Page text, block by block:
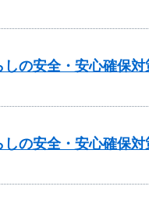
の安全・安心確保
の安全・安心確保